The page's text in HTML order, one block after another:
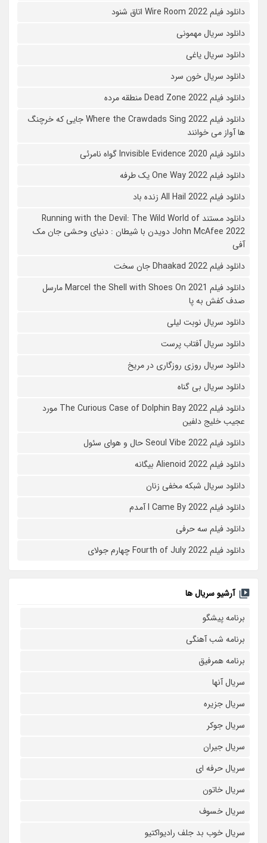
دانلود فیلم Wire Room 2022 اتاق شنود
دانلود سریال مهمونی
دانلود سریال یاغی
دانلود سریال خون سرد
دانلود فیلم 2022 Dead Zone منطقه مرده
دانلود فیلم Where the Crawdads Sing 2022 جایی که خرچنگ
ها آواز می خوانند
دانلود فیلم 2020 Invisible Evidence گواه نامرئی
دانلود فیلم One Way 2022 یک طرفه
دانلود فیلم All Hail 2022 زنده باد
دانلود مستند Running with the Devil: The Wild World of
John McAfee 2022 دویدن با شیطان : دنیای وحشی جان مک
آفی
دانلود فیلم Dhaakad 2022 جان سخت
دانلود فیلم Marcel the Shell with Shoes On 2021 مارسل
صدف کفش به پا
دانلود سریال نوبت لیلی
دانلود سریال آفتاب پرست
دانلود سریال روزی روزگاری در مریخ
دانلود سریال بی گناه
دانلود فیلم The Curious Case of Dolphin Bay 2022 مورد
عجیب خلیج دلفین
دانلود فیلم Seoul Vibe 2022 حال و هوای سئول
دانلود فیلم Alienoid 2022 بیگانه
دانلود سریال شبکه مخفی زنان
دانلود فیلم I Came By 2022 آمدم
دانلود فیلم سه حرفی
دانلود فیلم Fourth of July 2022 چهارم جولای
آرشیو سریال ها
برنامه پیشگو
برنامه شب آهنگی
برنامه همرفیق
سریال آنها
سریال جزیره
سریال جوکر
سریال جیران
سریال حرفه ای
سریال خاتون
سریال خسوف
سریال خوب بد جلف رادیواکتیو